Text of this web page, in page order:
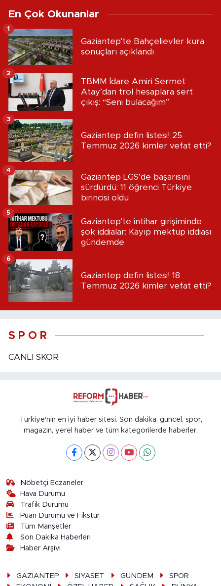
En Çok Okunanlar
Gaziantep'te Bahçelievler kura
sonuçları açıklandı
1
TBMM İdare Amiri Sermet
Atay’dan trol hesaplara sert
çıkış: “Seni bulacağım”
2
Gaziantep defin listesi! 25
Temmuz 2026 kimler vefat etti?
3
Gaziantep LGS’de başarısını
sürdürdü: 11 öğrenci Türkiye
birincisi oldu
4
Gaziantep'te intihar girişiminde
şok iddialar: Kayıp mektup iddiası
gündemde
5
Gaziantep defin listesi! 18
Temmuz 2026 kimler vefat etti?
6
S P O R
CANLI SKOR
Türkiye'nin en iyi haber sitesi. Son dakika, güncel, spor,
magazin, yerel haber ve tüm kategorilerde haberler.
Nöbetçi Eczaneler
Hava Durumu
Trafik Durumu
Puan Durumu ve Fikstür
Tüm Manşetler
Son Dakika Haberleri
Haber Arşivi
GAZİANTEP SİYASET GÜNDEM
SPOR